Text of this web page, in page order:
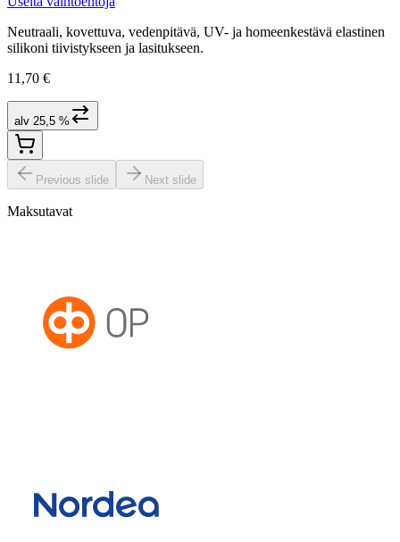
Neutraali, kovettuva, vedenpitävä, UV- ja homeenkestävä elastinen
silikoni tiivistykseen ja lasitukseen.
11,70 €
alv 25,5 %
Previous slide Next slide
Maksutavat